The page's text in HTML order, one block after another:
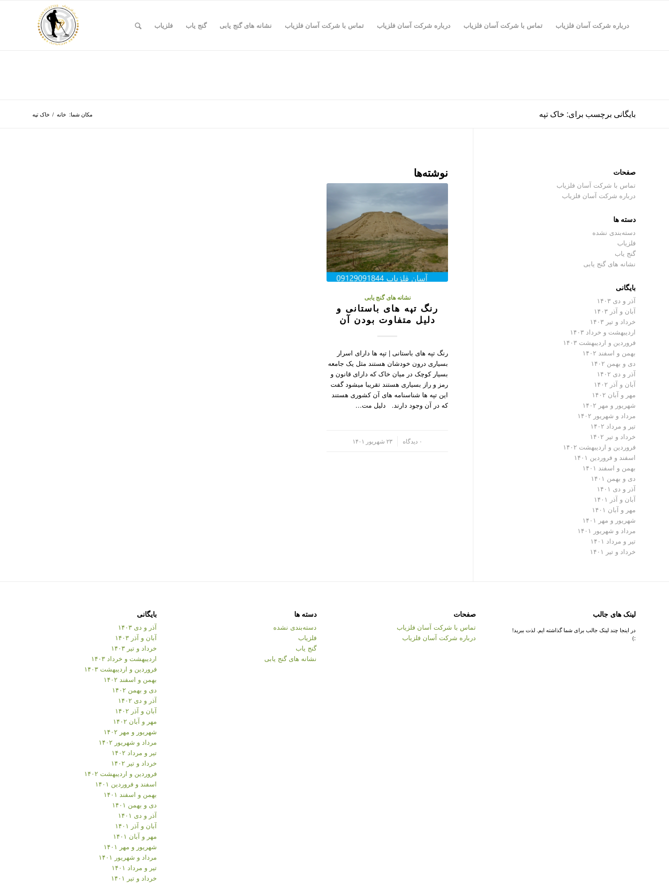
درباره شرکت آسان فلزیاب تماس با شرکت آسان فلزیاب درباره شرکت آسان فلزیاب تماس با شرکت آسان فلزیاب نشانه های گنج یابی گنج یاب فلزیاب
بایگانی برچسب برای: خاک تپه مکان شما: خانه / خاک تپه
نوشته‌ها
نشانه های گنج یابی
رنگ تپه های باستانی و
دلیل متفاوت بودن آن
رنگ تپه های باستانی | تپه ها دارای اسرار
بسیاری درون خودشان هستند مثل یک جامعه
بسیار کوچک در میان خاک که دارای قانون و
رمز و راز بسیاری هستند تقریبا میشود گفت
این تپه ها شناسنامه های آن کشوری هستند
که در آن وجود دارند. دلیل مت…
۰ دیدگاه ۲۳ شهریور ۱۴۰۱
صفحات
تماس با شرکت آسان فلزیاب
درباره شرکت آسان فلزیاب
دسته ها
دسته‌بندی نشده
فلزیاب
گنج یاب
نشانه های گنج یابی
بایگانی
آذر و دی ۱۴۰۳
آبان و آذر ۱۴۰۳
خرداد و تیر ۱۴۰۳
اردیبهشت و خرداد ۱۴۰۳
فروردین و اردیبهشت ۱۴۰۳
بهمن و اسفند ۱۴۰۲
دی و بهمن ۱۴۰۲
آذر و دی ۱۴۰۲
آبان و آذر ۱۴۰۲
مهر و آبان ۱۴۰۲
شهریور و مهر ۱۴۰۲
مرداد و شهریور ۱۴۰۲
تیر و مرداد ۱۴۰۲
خرداد و تیر ۱۴۰۲
فروردین و اردیبهشت ۱۴۰۲
اسفند و فروردین ۱۴۰۱
بهمن و اسفند ۱۴۰۱
دی و بهمن ۱۴۰۱
آذر و دی ۱۴۰۱
آبان و آذر ۱۴۰۱
مهر و آبان ۱۴۰۱
شهریور و مهر ۱۴۰۱
مرداد و شهریور ۱۴۰۱
تیر و مرداد ۱۴۰۱
خرداد و تیر ۱۴۰۱
لینک های جالب
در اینجا چند لینک جالب برای شما گذاشته ایم. لذت ببرید!
:)
صفحات
تماس با شرکت آسان فلزیاب
درباره شرکت آسان فلزیاب
دسته ها
دسته‌بندی نشده
فلزیاب
گنج یاب
نشانه های گنج یابی
بایگانی
آذر و دی ۱۴۰۳
آبان و آذر ۱۴۰۳
خرداد و تیر ۱۴۰۳
اردیبهشت و خرداد ۱۴۰۳
فروردین و اردیبهشت ۱۴۰۳
بهمن و اسفند ۱۴۰۲
دی و بهمن ۱۴۰۲
آذر و دی ۱۴۰۲
آبان و آذر ۱۴۰۲
مهر و آبان ۱۴۰۲
شهریور و مهر ۱۴۰۲
مرداد و شهریور ۱۴۰۲
تیر و مرداد ۱۴۰۲
خرداد و تیر ۱۴۰۲
فروردین و اردیبهشت ۱۴۰۲
اسفند و فروردین ۱۴۰۱
بهمن و اسفند ۱۴۰۱
دی و بهمن ۱۴۰۱
آذر و دی ۱۴۰۱
آبان و آذر ۱۴۰۱
مهر و آبان ۱۴۰۱
شهریور و مهر ۱۴۰۱
مرداد و شهریور ۱۴۰۱
تیر و مرداد ۱۴۰۱
خرداد و تیر ۱۴۰۱